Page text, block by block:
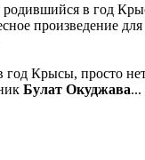
родившийся в год
произведение для
год Крысы, просто
Булат Окуджава...